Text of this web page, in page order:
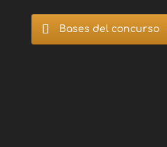
Bases del concurso